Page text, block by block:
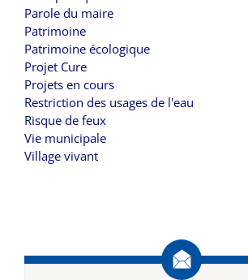
Parole du maire
Patrimoine
Patrimoine écologique
Projet Cure
Projets en cours
Restriction des usages de l'eau
Risque de feux
Vie municipale
Village vivant